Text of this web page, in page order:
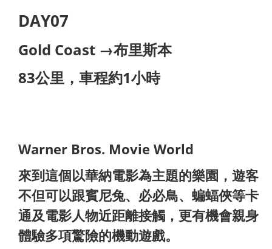
DAY07
Gold Coast →布里斯本
83公里，車程約1小時
Warner Bros. Movie World
來到這個以華納電影為主題的樂園，遊客
不但可以跟賓尼兔、必必鳥、蝙蝠俠等卡
通及電影人物近距離接觸，更有機會親身
體驗多項驚險的機動遊戲。